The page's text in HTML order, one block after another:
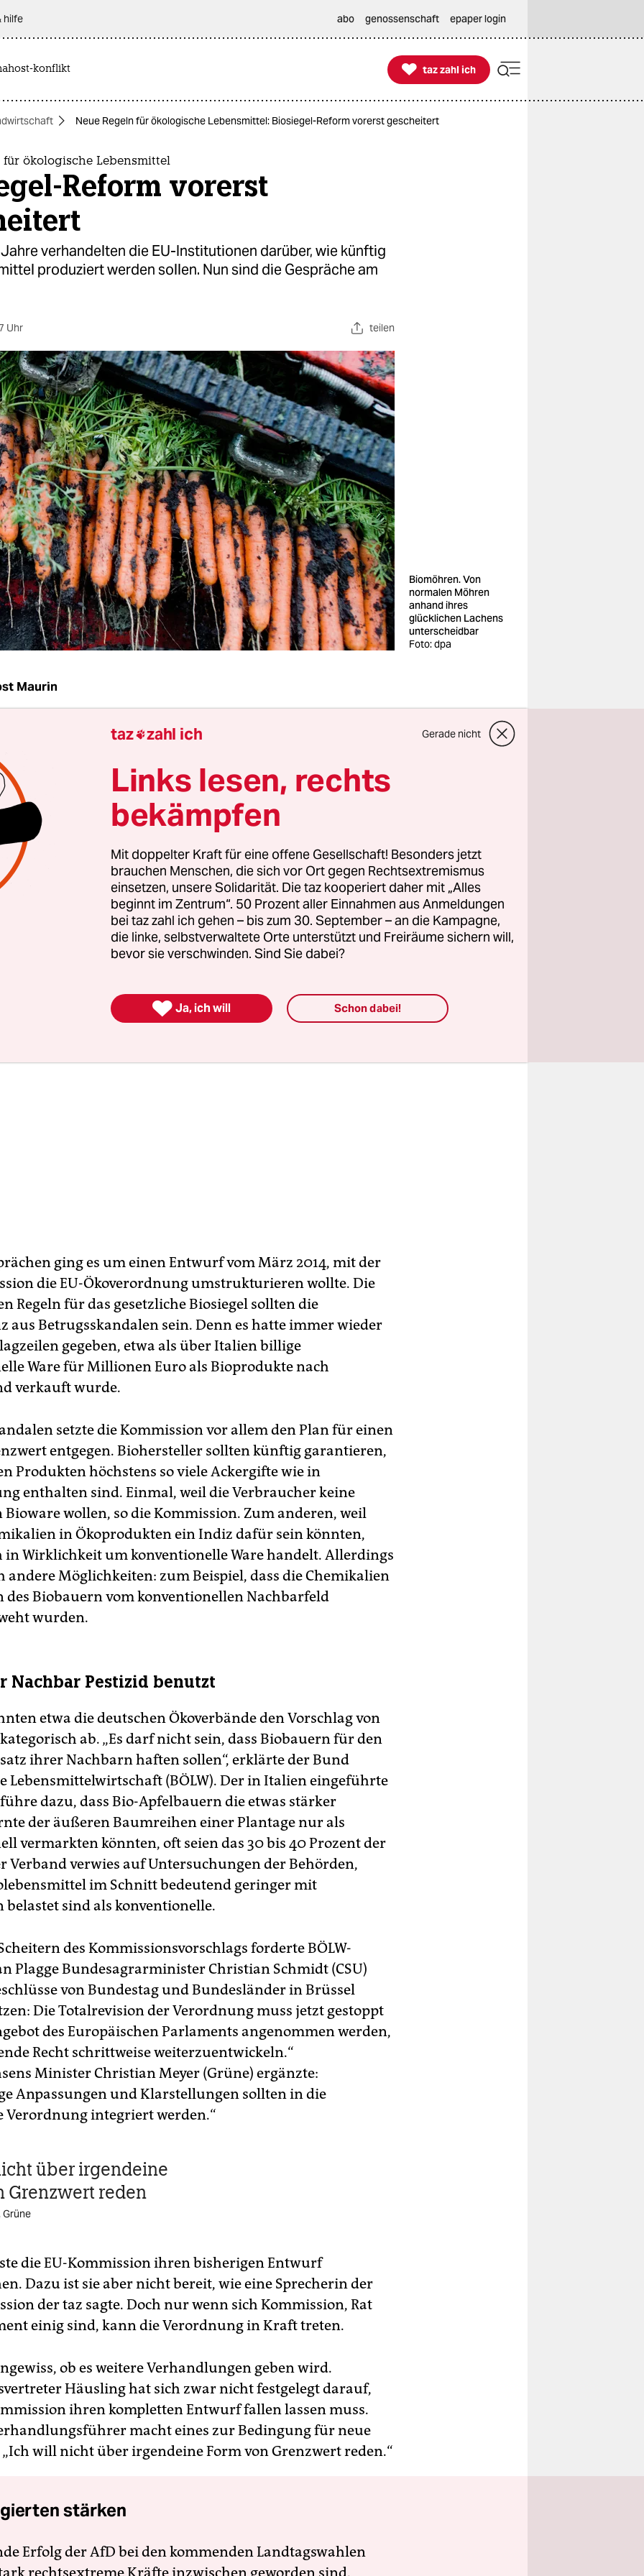
hilfe abo genossenschaft epaper login
konflikt 
taz zahl ich
taz zahl ich
Neue Regeln für ökologische Lebensmittel: Biosiegel-Reform vorerst gescheitert
für ökologische Lebensmittel
Reform vorerst
verhandelten die EU-Institutionen darüber, wie künftig
produziert werden sollen. Nun sind die Gespräche am
Uhr teilen
Biomöhren. Von
normalen Möhren
anhand ihres
glücklichen Lachens
unterscheidbar
Foto: dpa
Maurin
Jahren Streit über neue Regeln für Bio-Lebensmittel hat
auf unbestimmte Zeit verschoben. „Die
sind vorläufig abgebrochen und auf einen nicht näher
Termin vertagt – wenn überhaupt“, sagte der Vertreter
Parlaments, Martin Häusling (Grüne), am
taz.
der Rat der Mitgliedstaaten hätten einem Vorschlag der
zustimmen können, für Biolebensmittel einen eigenen
einzuführen. Kreise des Rats und der Kommission
Häuslings Angaben. Jetzt gelten die alten Vorschriften
ging es um einen Entwurf vom März 2014, mit der
die EU-Ökoverordnung umstrukturieren wollte. Die
Regeln für das gesetzliche Biosiegel sollten die
aus Betrugsskandalen sein. Denn es hatte immer wieder
gegeben, etwa als über Italien billige
Ware für Millionen Euro als Bioprodukte nach
verkauft wurde.
setzte die Kommission vor allem den Plan für einen
entgegen. Biohersteller sollten künftig garantieren,
Produkten höchstens so viele Ackergifte wie in
enthalten sind. Einmal, weil die Verbraucher keine
Bioware wollen, so die Kommission. Zum anderen, weil
in Ökoprodukten ein Indiz dafür sein könnten,
in Wirklichkeit um konventionelle Ware handelt. Allerdings
andere Möglichkeiten: zum Beispiel, dass die Chemikalien
des Biobauern vom konventionellen Nachbarfeld
wurden.
Nachbar Pestizid benutzt
etwa die deutschen Ökoverbände den Vorschlag von
ab. „Es darf nicht sein, dass Biobauern für den
ihrer Nachbarn haften sollen“, erklärte der Bund
Lebensmittelwirtschaft (BÖLW). Der in Italien eingeführte
dazu, dass Bio-Apfelbauern die etwas stärker
der äußeren Baumreihen einer Plantage nur als
vermarkten könnten, oft seien das 30 bis 40 Prozent der
Verband verwies auf Untersuchungen der Behörden,
im Schnitt bedeutend geringer mit
belastet sind als konventionelle.
des Kommissionsvorschlags forderte BÖLW-
Plagge Bundesagrarminister Christian Schmidt (CSU)
von Bundestag und Bundesländer in Brüssel
Die Totalrevision der Verordnung muss jetzt gestoppt
des Europäischen Parlaments angenommen werden,
Recht schrittweise weiterzuentwickeln.“
Minister Christian Meyer (Grüne) ergänzte:
Anpassungen und Klarstellungen sollten in die
Verordnung integriert werden.“
über irgendeine
Grenzwert reden
Grüne
die EU-Kommission ihren bisherigen Entwurf
Dazu ist sie aber nicht bereit, wie eine Sprecherin der
der taz sagte. Doch nur wenn sich Kommission, Rat
einig sind, kann die Verordnung in Kraft treten.
ob es weitere Verhandlungen geben wird.
Häusling hat sich zwar nicht festgelegt darauf,
ihren kompletten Entwurf fallen lassen muss.
macht eines zur Bedingung für neue
„Ich will nicht über irgendeine Form von Grenzwert reden.“
stärken
Erfolg der AfD bei den kommenden Landtagswahlen
rechtsextreme Kräfte inzwischen geworden sind.
taz zahl ich Gerade nicht
Links lesen, rechts
bekämpfen
Mit doppelter Kraft für eine offene Gesellschaft! Besonders jetzt
brauchen Menschen, die sich vor Ort gegen Rechtsextremismus
einsetzen, unsere Solidarität. Die taz kooperiert daher mit „Alles
beginnt im Zentrum“. 50 Prozent aller Einnahmen aus Anmeldungen
bei taz zahl ich gehen – bis zum 30. September – an die Kampagne,
die linke, selbstverwaltete Orte unterstützt und Freiräume sichern will,
bevor sie verschwinden. Sind Sie dabei?
 Ja, ich will Schon dabei!